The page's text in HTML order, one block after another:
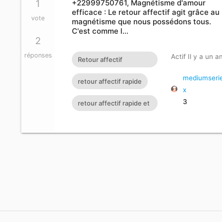
1
vote
2
réponses
+22999750761, Magnétisme d'amour
efficace : Le retour affectif agit grâce au
magnétisme que nous possédons tous.
C'est comme l…
Retour affectif
amoureux immédiat
gratuit Rituel retour
affectif
retour affectif rapide
retour affectif rapide et
Actif Il y a un an
x
3